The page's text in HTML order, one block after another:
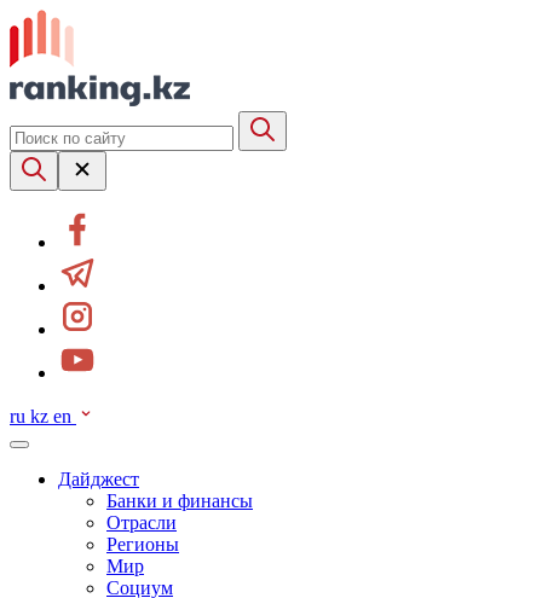
ru kz en
Дайджест
Банки и финансы
Отрасли
Регионы
Мир
Социум